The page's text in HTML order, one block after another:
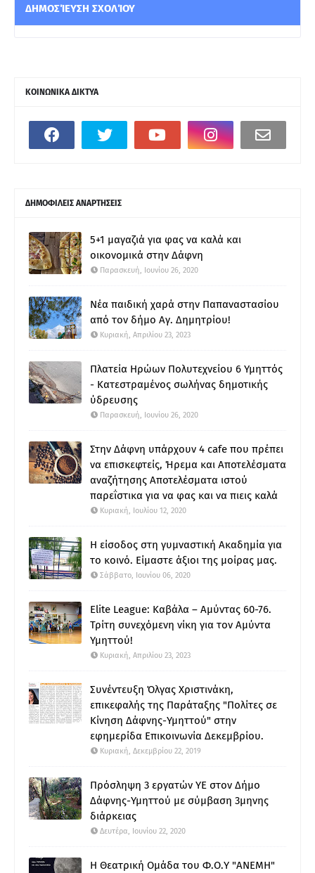
ΔΗΜΟΣΊΕΥΣΗ ΣΧΟΛΊΟΥ
ΚΟΙΝΩΝΙΚΑ ΔΙΚΤΥΑ
ΔΗΜΟΦΙΛΕΙΣ ΑΝΑΡΤΗΣΕΙΣ
5+1 μαγαζιά για φας να καλά και
οικονομικά στην Δάφνη
Παρασκευή, Ιουνίου 26, 2020
Νέα παιδική χαρά στην Παπαναστασίου
από τον δήμο Αγ. Δημητρίου!
Κυριακή, Απριλίου 23, 2023
Πλατεία Ηρώων Πολυτεχνείου 6 Υμηττός
- Κατεστραμένος σωλήνας δημοτικής
ύδρευσης
Παρασκευή, Ιουνίου 26, 2020
Στην Δάφνη υπάρχουν 4 cafe που πρέπει
να επισκεφτείς, Ήρεμα και Αποτελέσματα
αναζήτησης Αποτελέσματα ιστού
παρεΐστικα για να φας και να πιεις καλά
Κυριακή, Ιουλίου 12, 2020
Η είσοδος στη γυμναστική Ακαδημία για
το κοινό. Είμαστε άξιοι της μοίρας μας.
Σάββατο, Ιουνίου 06, 2020
Elite League: Καβάλα – Αμύντας 60-76.
Τρίτη συνεχόμενη νίκη για τον Αμύντα
Υμηττού!
Κυριακή, Απριλίου 23, 2023
Συνέντευξη Όλγας Χριστινάκη,
επικεφαλής της Παράταξης "Πολίτες σε
Κίνηση Δάφνης-Υμηττού" στην
εφημερίδα Επικοινωνία Δεκεμβρίου.
Κυριακή, Δεκεμβρίου 22, 2019
Πρόσληψη 3 εργατών ΥΕ στον Δήμο
Δάφνης-Υμηττού με σύμβαση 3μηνης
διάρκειας
Δευτέρα, Ιουνίου 22, 2020
Η Θεατρική Ομάδα του Φ.Ο.Υ "ΑΝΕΜΗ"